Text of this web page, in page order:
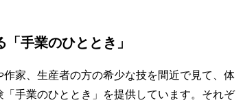
手業のひととき」
家、生産者の方の希少な技を間近で見て、体
手業のひととき」を提供しています。それぞ